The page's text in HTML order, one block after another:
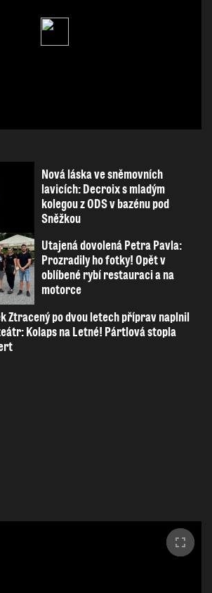
Nová láska ve sněmovních
lavicích: Decroix s mladým
kolegou z ODS v bazénu pod
Sněžkou
Utajená dovolená Petra Pavla:
Prozradily ho fotky! Opět v
oblíbené rybí restauraci a na
motorce
Ztracený po dvou letech příprav naplnil
Kolaps na Letné! Pártlová stopla